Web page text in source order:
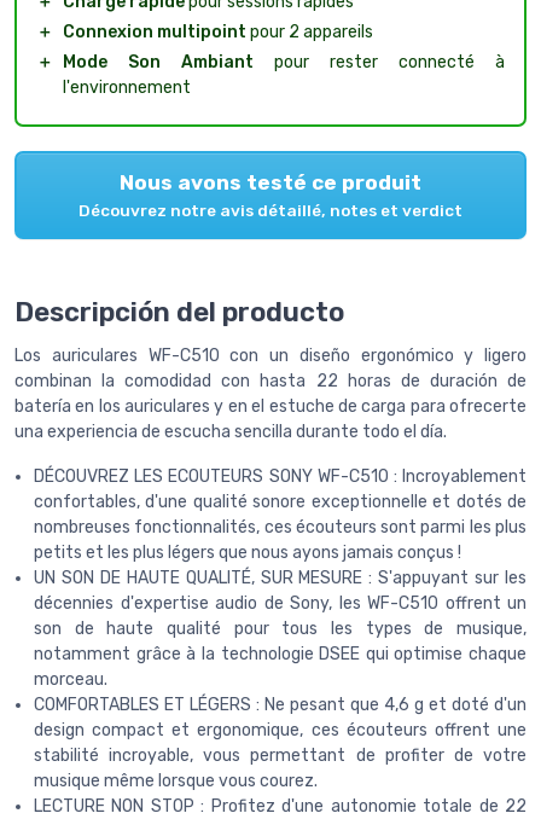
＋
Connexion multipoint pour 2 appareils
＋
Mode Son Ambiant pour rester connecté à
l'environnement
Nous avons testé ce produit
Découvrez notre avis détaillé, notes et verdict
Descripción del producto
Los auriculares WF-C510 con un diseño ergonómico y ligero
combinan la comodidad con hasta 22 horas de duración de
batería en los auriculares y en el estuche de carga para ofrecerte
una experiencia de escucha sencilla durante todo el día.
DÉCOUVREZ LES ECOUTEURS SONY WF-C510 : Incroyablement
confortables, d'une qualité sonore exceptionnelle et dotés de
nombreuses fonctionnalités, ces écouteurs sont parmi les plus
petits et les plus légers que nous ayons jamais conçus !
UN SON DE HAUTE QUALITÉ, SUR MESURE : S'appuyant sur les
décennies d'expertise audio de Sony, les WF-C510 offrent un
son de haute qualité pour tous les types de musique,
notamment grâce à la technologie DSEE qui optimise chaque
morceau.
COMFORTABLES ET LÉGERS : Ne pesant que 4,6 g et doté d'un
design compact et ergonomique, ces écouteurs offrent une
stabilité incroyable, vous permettant de profiter de votre
musique même lorsque vous courez.
LECTURE NON STOP : Profitez d'une autonomie totale de 22